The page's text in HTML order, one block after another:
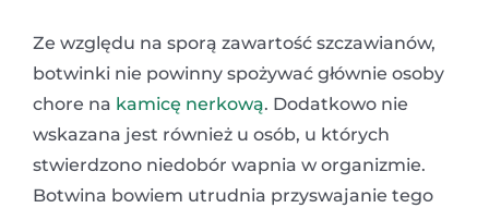
Ze względu na sporą zawartość szczawianów,
botwinki nie powinny spożywać głównie osoby
chore na kamicę nerkową. Dodatkowo nie
wskazana jest również u osób, u których
stwierdzono niedobór wapnia w organizmie.
Botwina bowiem utrudnia przyswajanie tego